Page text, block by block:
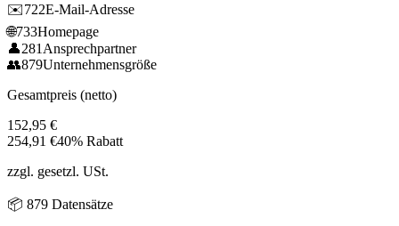
✉️722E-Mail-Adresse
🌐733Homepage
👤281 Ansprechpartner
👥879Unternehmensgröße
Gesamtpreis (netto)
152,95 €
254,91 €40% Rabatt
zzgl. gesetzl. USt.
📦 879 Datensätze